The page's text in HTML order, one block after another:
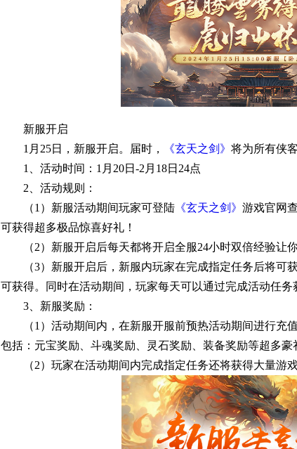
新服开启
1月25日，新服开启。届时，
《玄天之剑》 将为所有侠
1、活动时间：1月20日-2月18日24点
2、活动规则：
（1）新服活动期间玩家可登陆 《玄天之剑》 游戏官网
可获得超多极品惊喜好礼！
（2）新服开启后每天都将开启全服24小时双倍经验让
（3）新服开启后，新服内玩家在完成指定任务后将
可获得。同时在活动期间，玩家每天可以通过完成活动任务
3、新服奖励：
（1）活动期间内，在新服开服前预热活动期间进行
包括：元宝奖励、斗魂奖励、灵石奖励、装备奖励等超多豪
（2）玩家在活动期间内完成指定任务还将获得大量游